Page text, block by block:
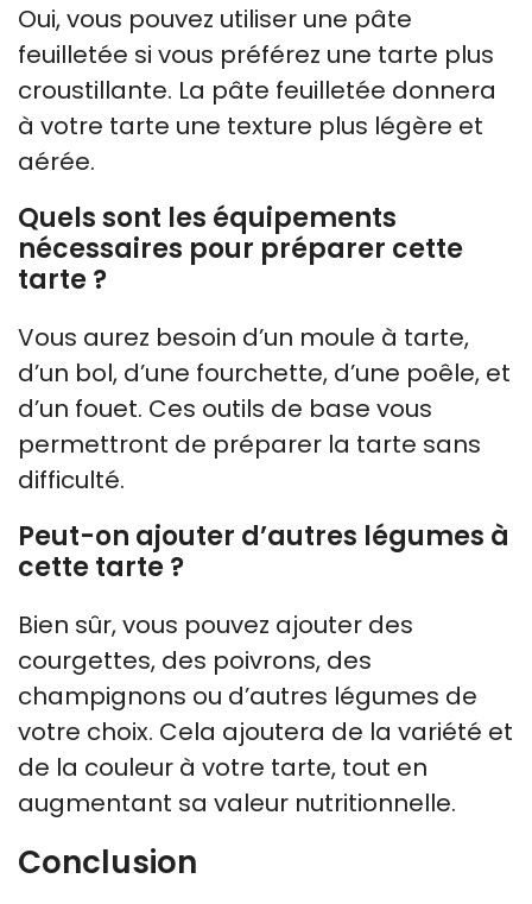
Oui, vous pouvez utiliser une pâte
feuilletée si vous préférez une tarte plus
croustillante. La pâte feuilletée donnera
à votre tarte une texture plus légère et
aérée.
Quels sont les équipements
nécessaires pour préparer cette
tarte ?
Vous aurez besoin d’un moule à tarte,
d’un bol, d’une fourchette, d’une poêle, et
d’un fouet. Ces outils de base vous
permettront de préparer la tarte sans
difficulté.
Peut-on ajouter d’autres légumes à
cette tarte ?
Bien sûr, vous pouvez ajouter des
courgettes, des poivrons, des
champignons ou d’autres légumes de
votre choix. Cela ajoutera de la variété et
de la couleur à votre tarte, tout en
augmentant sa valeur nutritionnelle.
Conclusion